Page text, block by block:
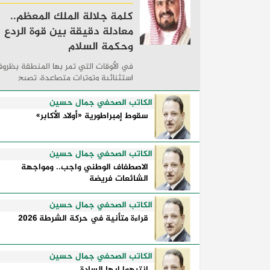
كلمة جلالة الملك المعظم..
معادلة دقيقة بين قوة الردع
وحكمة السلام
في الأوقات التي تمر بها المنطقة
استثنائية وتوترات متصاعدة، تصبح
الكلمات السياسية أكثر من مجرد مواقف
معلنة؛ فهي تكشف طريقة تفكير الدول،
وكيفية إدارتها للأزمات، والحدود التي
تفصل بين القوة ...
الكاتب الصحفي جمال حسين
سقوط إمبراطورية «أولاد الأكابر»
الكاتب الصحفي جمال حسين
الاصطفاف الوطني واجب.. ومواجهة
الشائعات فريضة
الكاتب الصحفي جمال حسين
قراءة متأنية في حركة الشرطة 2026
الكاتب الصحفي جمال حسين